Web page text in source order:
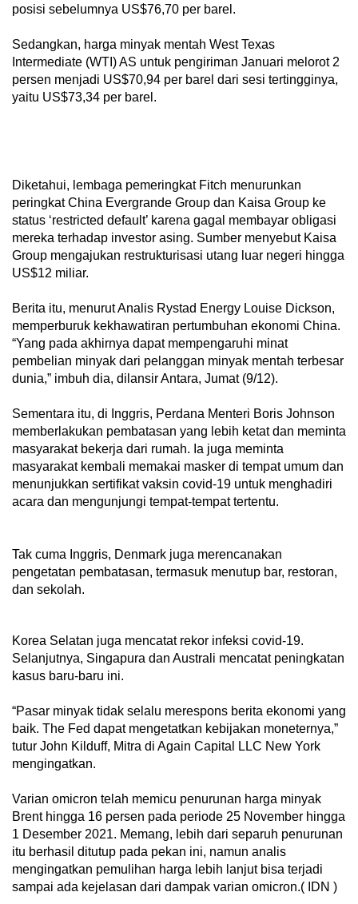
posisi sebelumnya US$76,70 per barel.
Sedangkan, harga minyak mentah West Texas
Intermediate (WTI) AS untuk pengiriman Januari melorot 2
persen menjadi US$70,94 per barel dari sesi tertingginya,
yaitu US$73,34 per barel.
Diketahui, lembaga pemeringkat Fitch menurunkan
peringkat China Evergrande Group dan Kaisa Group ke
status ‘restricted default’ karena gagal membayar obligasi
mereka terhadap investor asing. Sumber menyebut Kaisa
Group mengajukan restrukturisasi utang luar negeri hingga
US$12 miliar.
Berita itu, menurut Analis Rystad Energy Louise Dickson,
memperburuk kekhawatiran pertumbuhan ekonomi China.
“Yang pada akhirnya dapat mempengaruhi minat
pembelian minyak dari pelanggan minyak mentah terbesar
dunia,” imbuh dia, dilansir Antara, Jumat (9/12).
Sementara itu, di Inggris, Perdana Menteri Boris Johnson
memberlakukan pembatasan yang lebih ketat dan meminta
masyarakat bekerja dari rumah. Ia juga meminta
masyarakat kembali memakai masker di tempat umum dan
menunjukkan sertifikat vaksin covid-19 untuk menghadiri
acara dan mengunjungi tempat-tempat tertentu.
Tak cuma Inggris, Denmark juga merencanakan
pengetatan pembatasan, termasuk menutup bar, restoran,
dan sekolah.
Korea Selatan juga mencatat rekor infeksi covid-19.
Selanjutnya, Singapura dan Australi mencatat peningkatan
kasus baru-baru ini.
“Pasar minyak tidak selalu merespons berita ekonomi yang
baik. The Fed dapat mengetatkan kebijakan moneternya,”
tutur John Kilduff, Mitra di Again Capital LLC New York
mengingatkan.
Varian omicron telah memicu penurunan harga minyak
Brent hingga 16 persen pada periode 25 November hingga
1 Desember 2021. Memang, lebih dari separuh penurunan
itu berhasil ditutup pada pekan ini, namun analis
mengingatkan pemulihan harga lebih lanjut bisa terjadi
sampai ada kejelasan dari dampak varian omicron.( IDN )